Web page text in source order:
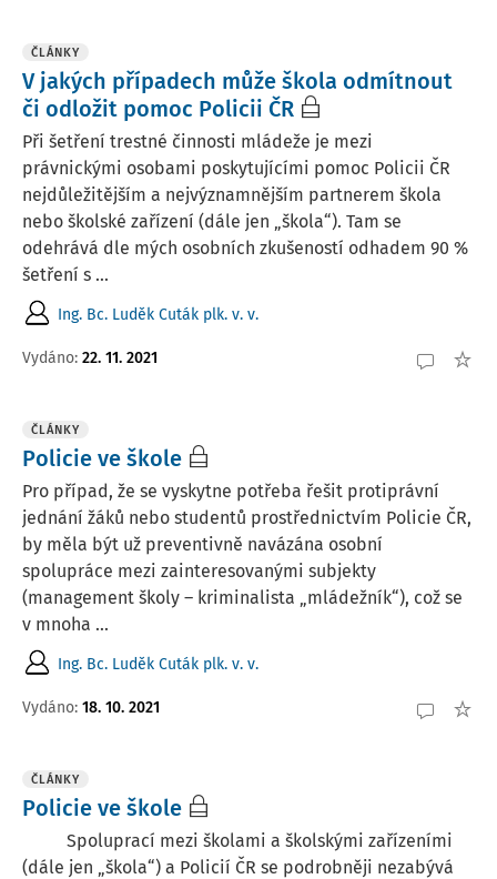
ČLÁNKY
V jakých případech může škola odmítnout
či odložit pomoc Policii ČR
Při šetření trestné činnosti mládeže je mezi
právnickými osobami poskytujícími pomoc Policii ČR
nejdůležitějším a nejvýznamnějším partnerem škola
nebo školské zařízení (dále jen „škola“). Tam se
odehrává dle mých osobních zkušeností odhadem 90 %
šetření s ...
Ing. Bc. Luděk Cuták plk. v. v.
Vydáno: 22. 11. 2021
ČLÁNKY
Policie ve škole
Pro případ, že se vyskytne potřeba řešit protiprávní
jednání žáků nebo studentů prostřednictvím Policie ČR,
by měla být už preventivně navázána osobní
spolupráce mezi zainteresovanými subjekty
(management školy – kriminalista „mládežník“), což se
v mnoha ...
Ing. Bc. Luděk Cuták plk. v. v.
Vydáno: 18. 10. 2021
ČLÁNKY
Policie ve škole
Spoluprací mezi školami a školskými zařízeními
(dále jen „škola“) a Policií ČR se podrobněji nezabývá